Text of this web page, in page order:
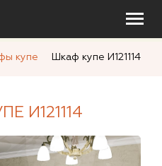
купе Шкаф купе И121114
И121114